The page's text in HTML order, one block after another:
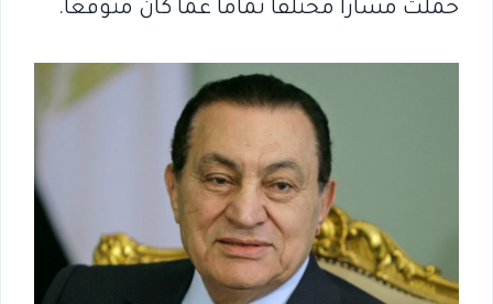
حملت مسارًا مختلفًا تمامًا عما كان متوقعًا.